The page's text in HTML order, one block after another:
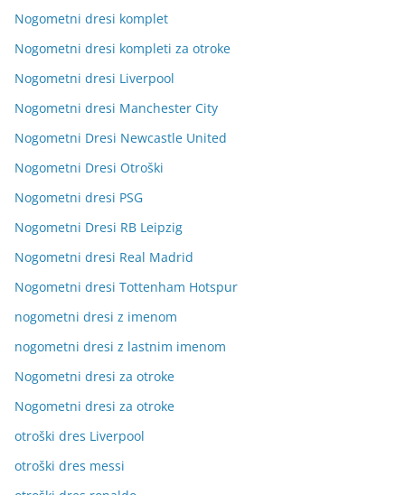
Nogometni dresi komplet
Nogometni dresi kompleti za otroke
Nogometni dresi Liverpool
Nogometni dresi Manchester City
Nogometni Dresi Newcastle United
Nogometni Dresi Otroški
Nogometni dresi PSG
Nogometni Dresi RB Leipzig
Nogometni dresi Real Madrid
Nogometni dresi Tottenham Hotspur
nogometni dresi z imenom
nogometni dresi z lastnim imenom
Nogometni dresi za otroke
Nogometni dresi za otroke
otroški dres Liverpool
otroški dres messi